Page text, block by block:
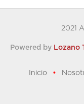
2021
Powered by Lozano
Inicio